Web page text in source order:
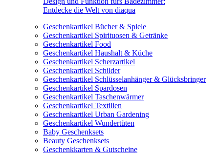
Entdecke die Welt von diaqua
Geschenkartikel Bücher & Spiele
Geschenkartikel Spirituosen & Getränke
Geschenkartikel Food
Geschenkartikel Haushalt & Küche
Geschenkartikel Scherzartikel
Geschenkartikel Schilder
Geschenkartikel Schlüsselanhänger & Glücksbringer
Geschenkartikel Spardosen
Geschenkartikel Taschenwärmer
Geschenkartikel Textilien
Geschenkartikel Urban Gardening
Geschenkartikel Wundertüten
Baby Geschenksets
Beauty Geschenksets
Geschenkkarten & Gutscheine